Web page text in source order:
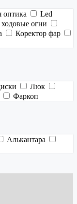
оптика
Led
огни
Коректор фар
Люк
Фаркоп
Алькантара